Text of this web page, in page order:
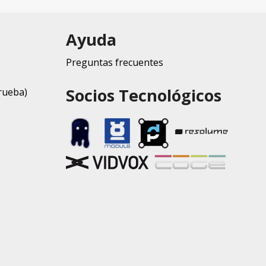
Ayuda
Preguntas frecuentes
Socios Tecnológicos